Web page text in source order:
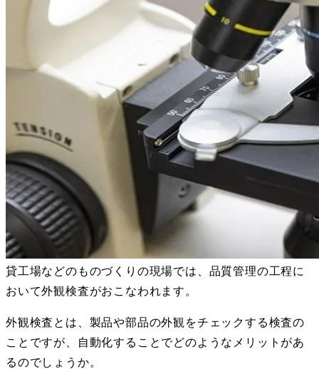
貸工場などのものづくりの現場では、品質管理の工程に
おいて外観検査がおこなわれます。
外観検査とは、製品や部品の外観をチェックする検査の
ことですが、自動化することでどのようなメリットがあ
るのでしょうか。